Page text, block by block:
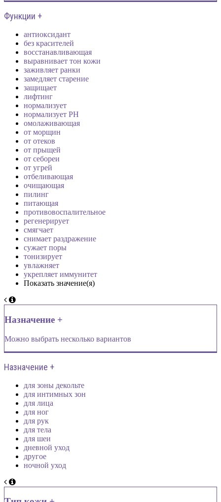
Функции +
антиоксидант
без красителей
восстанавливающая
выравнивает тон кожи
заживляет ранки
замедляет старение
защищает
лифтинг
нормализует
нормализует PH
омолаживающая
от морщин
от отеков
от прыщей
от себореи
от угрей
отбеливающая
очищающая
пилинг
питающая
противовоспалительное
регенерирует
смягчает
снимает раздражение
сужает поры
тонизирует
увлажняет
укрепляет иммунитет
Показать значение(я)
Назначение +
Можно выбрать несколько вариантов
Назначение +
для зоны декольте
для интимных зон
для лица
для ног
для рук
для тела
для шеи
дневной уход
другое
ночной уход